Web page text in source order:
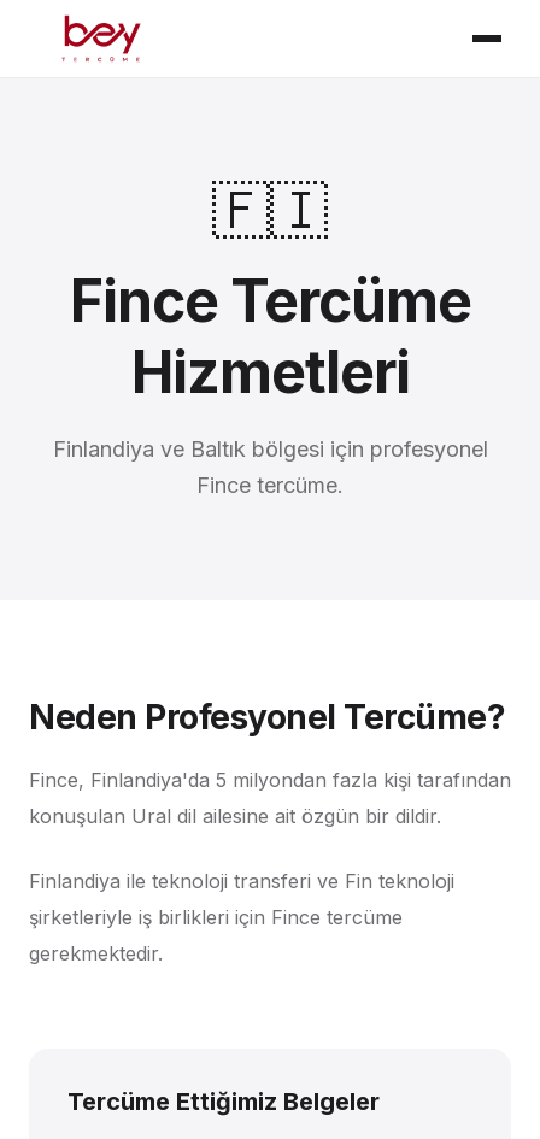
🇫🇮
Fince Tercüme
Hizmetleri
Finlandiya ve Baltık bölgesi için profesyonel
Fince tercüme.
Neden Profesyonel Tercüme?
Fince, Finlandiya'da 5 milyondan fazla kişi tarafından
konuşulan Ural dil ailesine ait özgün bir dildir.
Finlandiya ile teknoloji transferi ve Fin teknoloji
şirketleriyle iş birlikleri için Fince tercüme
gerekmektedir.
Tercüme Ettiğimiz Belgeler